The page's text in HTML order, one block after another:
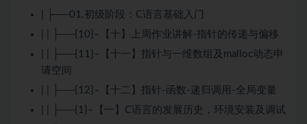
| ├──01.初级阶段： C语言 基础入门
| | ├──{10}–【十】上周作业讲解-指针的传递与偏移
| | ├──{11}–【十一】指针与一维数组及malloc动态申
请空间
| | ├──{12}–【十二】指针-函数-递归调用-全局变量
| | ├──{1}–【一】C语言的发展历史，环境安装及调试